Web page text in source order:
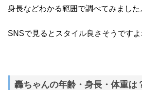
身長などわかる範囲で調べてみました
SNSで見るとスタイル良さそうですよ
轟ちゃんの年齢・身長・体重は